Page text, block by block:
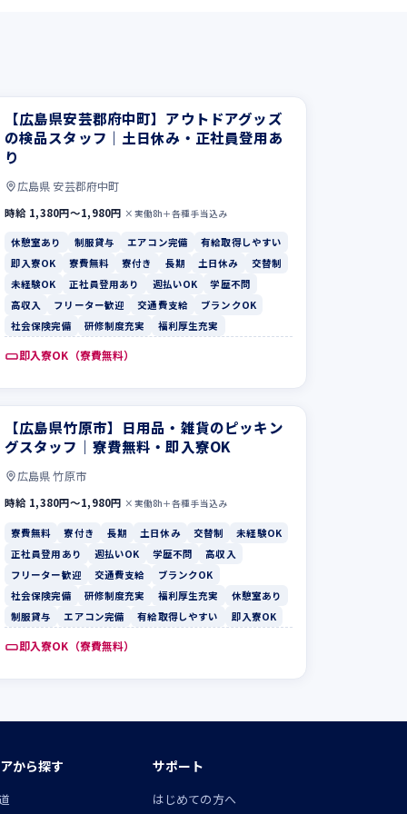
【広島県安芸郡府中町】アウトドアグッズ
の検品スタッフ｜土日休み・正社員登用あ
り
広島県 安芸郡府中町
時給 1,380円〜1,980円 ×実働8h＋各種手当込み
休憩室あり 制服貸与 エアコン完備
有給取得しやすい
即入寮OK
寮費無料 寮付き 長期 土日休み
交替制
未経験OK
正社員登用あり 週払いOK
学歴不問
高収入
フリーター歓迎 交通費支給
ブランクOK
社会保険完備
研修制度充実 福利厚生充実
即入寮OK（寮費無料）
【広島県竹原市】日用品・雑貨のピッキン
グスタッフ｜寮費無料・即入寮OK
広島県 竹原市
時給 1,380円〜1,980円 ×実働8h＋各種手当込み
寮費無料 寮付き 長期 土日休み 交替制
未経験OK
正社員登用あり
週払いOK 学歴不問
高収入
フリーター歓迎
交通費支給
ブランクOK
社会保険完備
研修制度充実 福利厚生充実
休憩室あり
制服貸与
エアコン完備 有給取得しやすい 即入寮OK
即入寮OK（寮費無料）
から探す サポート
はじめての方へ